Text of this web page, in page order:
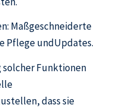
Maßgeschneiderte
Pflege undUpdates.
Funktionen
dass sie